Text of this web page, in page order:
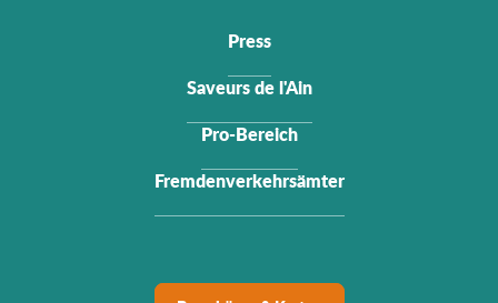
Press
Saveurs de l'Ain
Pro-Bereich
Fremdenverkehrsämter